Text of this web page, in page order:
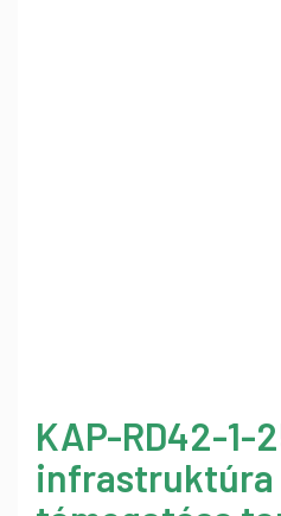
KAP-RD42-1-
infrastruktúra